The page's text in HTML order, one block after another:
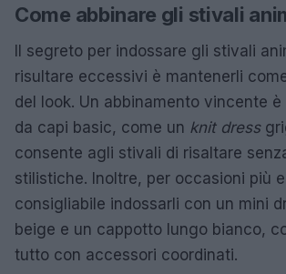
Come abbinare gli stivali
Il segreto per indossare gli stivali
risultare eccessivi è mantenerli
del look. Un abbinamento vincente
da capi basic, come un knit dress
consente agli stivali di risaltare
stilistiche. Inoltre, per occasioni più
consigliabile indossarli con un mini
beige e un cappotto lungo bianco,
tutto con accessori coordinati.